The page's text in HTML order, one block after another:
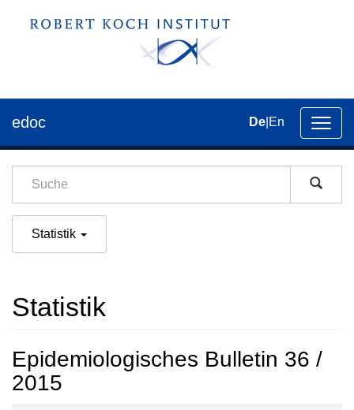
der
edoc De En
Statistik
Statistik
Epidemiologisches Bulletin 36 /
2015